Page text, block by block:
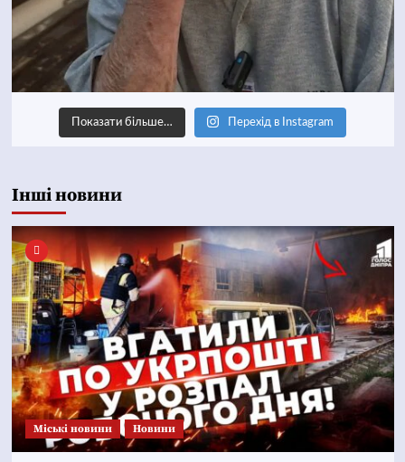
Показати більше… Перехід в Instagram
Інші новини
Mіські новини Новини